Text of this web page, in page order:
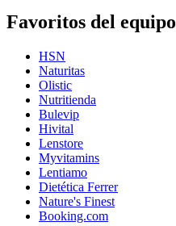
Favoritos del equipo
HSN
Naturitas
Olistic
Nutritienda
Bulevip
Hivital
Lenstore
Myvitamins
Lentiamo
Dietética Ferrer
Nature's Finest
Booking.com